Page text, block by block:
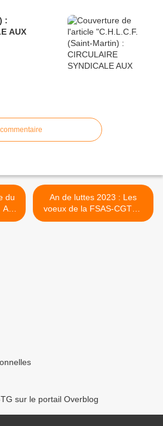
:
AUX
A
An de luttes 2023 : Les
voeux de la FSAS-CGTG !
>
sur le portail Overblog